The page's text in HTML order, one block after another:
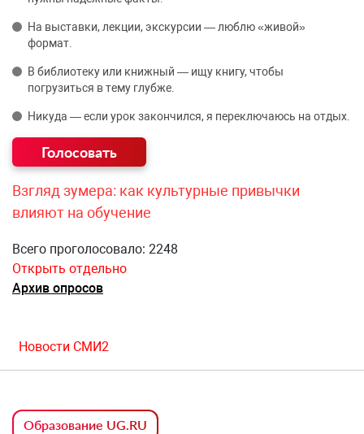
На выставки, лекции, экскурсии — люблю «живой»
формат.
В библиотеку или книжный — ищу книгу, чтобы
погрузиться в тему глубже.
Никуда — если урок закончился, я переключаюсь на отдых.
Взгляд зумера: как культурные привычки
влияют на обучение
Всего проголосовало: 2248
Открыть отдельно
Архив опросов
Новости СМИ2
Образование UG.RU